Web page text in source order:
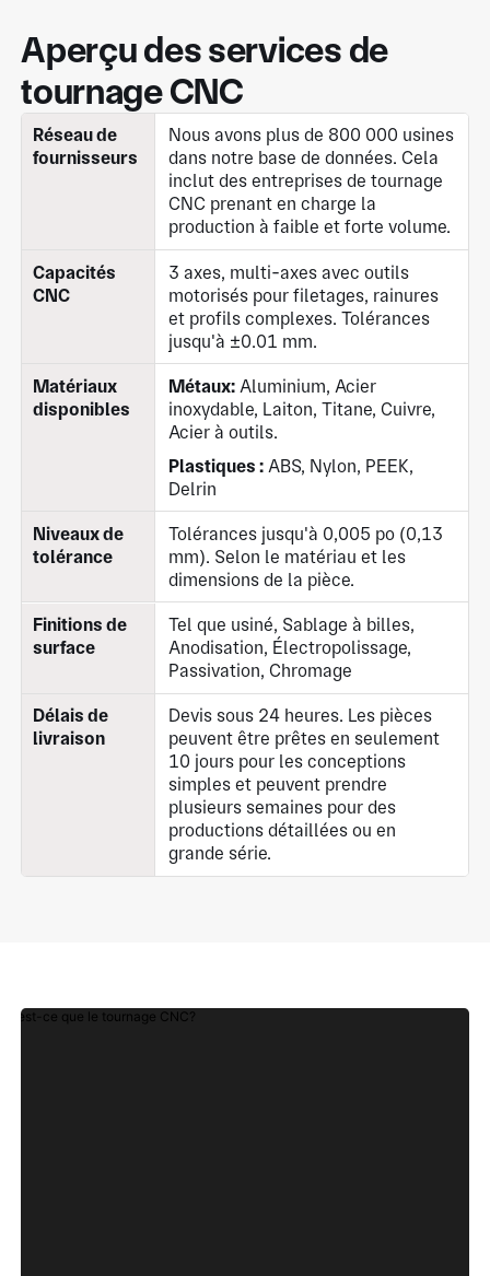
Aperçu des services de
tournage CNC
Réseau de
fournisseurs
Nous avons plus de 800 000 usines
dans notre base de données. Cela
inclut des entreprises de tournage
CNC prenant en charge la
production à faible et forte volume.
Capacités
CNC
3 axes, multi-axes avec outils
motorisés pour filetages, rainures
et profils complexes. Tolérances
jusqu'à ±0.01 mm.
Matériaux
disponibles
Métaux: Aluminium, Acier
inoxydable, Laiton, Titane, Cuivre,
Acier à outils.
Plastiques : ABS, Nylon, PEEK,
Delrin
Niveaux de
tolérance
Tolérances jusqu'à 0,005 po (0,13
mm). Selon le matériau et les
dimensions de la pièce.
Finitions de
surface
Tel que usiné, Sablage à billes,
Anodisation, Électropolissage,
Passivation, Chromage
Délais de
livraison
Devis sous 24 heures. Les pièces
peuvent être prêtes en seulement
10 jours pour les conceptions
simples et peuvent prendre
plusieurs semaines pour des
productions détaillées ou en
grande série.